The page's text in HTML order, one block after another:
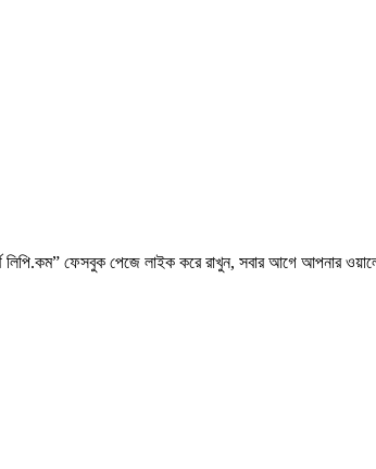
লিপি.কম” ফেসবুক পেজে লাইক করে রাখুন, সবার আগে আপনার